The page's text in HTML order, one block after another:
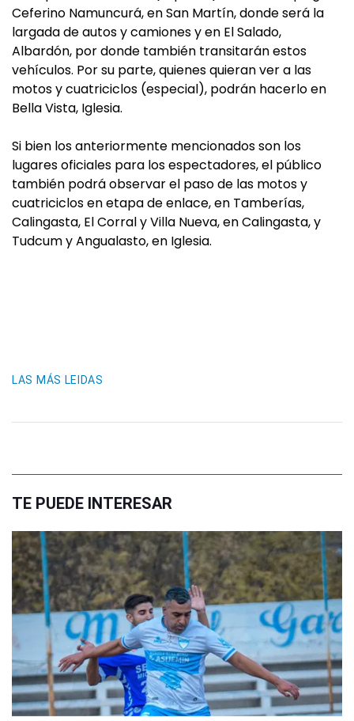
Ceferino Namuncurá, en San Martín, donde será la
largada de autos y camiones y en El Salado,
Albardón, por donde también transitarán estos
vehículos. Por su parte, quienes quieran ver a las
motos y cuatriciclos (especial), podrán hacerlo en
Bella Vista, Iglesia.
Si bien los anteriormente mencionados son los
lugares oficiales para los espectadores, el público
también podrá observar el paso de las motos y
cuatriciclos en etapa de enlace, en Tamberías,
Calingasta, El Corral y Villa Nueva, en Calingasta, y
Tudcum y Angualasto, en Iglesia.
LAS MÁS LEIDAS
TE PUEDE INTERESAR